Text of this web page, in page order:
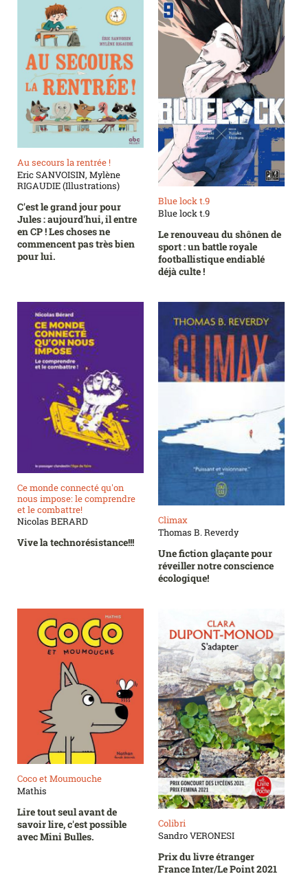
Au secours la rentrée !
Eric SANVOISIN, Mylène
RIGAUDIE (Illustrations)
C'est le grand jour pour
Jules : aujourd'hui, il entre
en CP ! Les choses ne
commencent pas très bien
pour lui.
Blue lock t.9
Blue lock t.9
Le renouveau du shônen de
sport : un battle royale
footballistique endiablé
déjà culte !
Ce monde connecté qu'on
nous impose: le comprendre
et le combattre!
Nicolas BERARD
Vive la technorésistance!!!
Climax
Thomas B. Reverdy
Une fiction glaçante pour
réveiller notre conscience
écologique!
Coco et Moumouche
Mathis
Lire tout seul avant de
savoir lire, c'est possible
avec Mini Bulles.
Colibri
Sandro VERONESI
Prix du livre étranger
France Inter/Le Point 2021